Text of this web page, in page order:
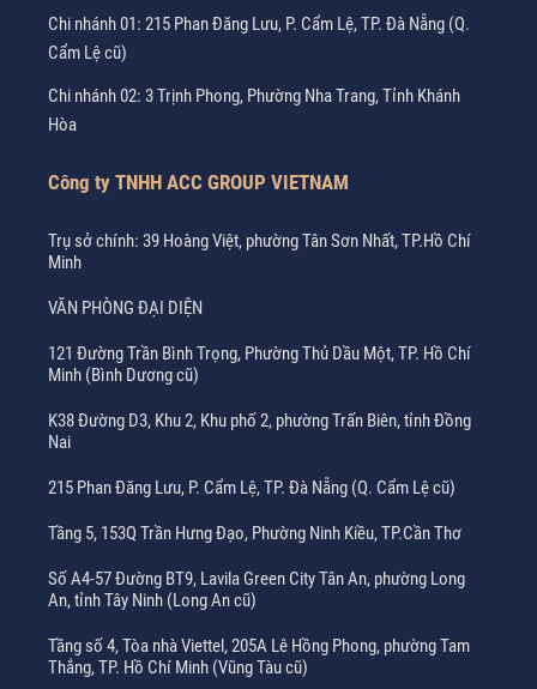
Chi nhánh 01: 215 Phan Đăng Lưu, P. Cẩm Lệ, TP. Đà Nẵng (Q.
Cẩm Lệ cũ)
Chi nhánh 02: 3 Trịnh Phong, Phường Nha Trang, Tỉnh Khánh
Hòa
Công ty TNHH ACC GROUP VIETNAM
Trụ sở chính: 39 Hoàng Việt, phường Tân Sơn Nhất, TP.Hồ Chí
Minh
VĂN PHÒNG ĐẠI DIỆN
121 Đường Trần Bình Trọng, Phường Thủ Dầu Một, TP. Hồ Chí
Minh (Bình Dương cũ)
K38 Đường D3, Khu 2, Khu phố 2, phường Trấn Biên, tỉnh Đồng
Nai
215 Phan Đăng Lưu, P. Cẩm Lệ, TP. Đà Nẵng (Q. Cẩm Lệ cũ)
Tầng 5, 153Q Trần Hưng Đạo, Phường Ninh Kiều, TP.Cần Thơ
Số A4-57 Đường BT9, Lavila Green City Tân An, phường Long
An, tỉnh Tây Ninh (Long An cũ)
Tầng số 4, Tòa nhà Viettel, 205A Lê Hồng Phong, phường Tam
Thắng, TP. Hồ Chí Minh (Vũng Tàu cũ)